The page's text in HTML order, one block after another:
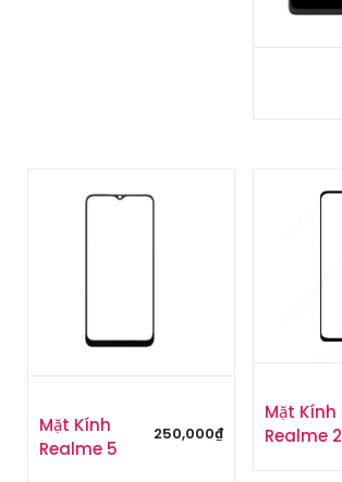
Mặt Kính
Realme 5
250,000₫
Mặt Kính
Realme 2